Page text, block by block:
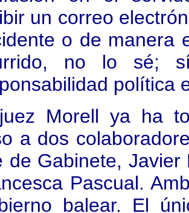
un correo
o de manera
no lo sé;
política
Morell ya ha
a dos
de Gabinete,
Pascual.
balear. El